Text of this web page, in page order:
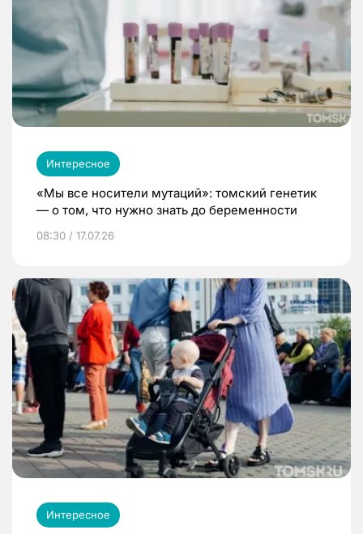
Интересное
«Мы все носители мутаций»: томский генетик
— о том, что нужно знать до беременности
08:30 / 17.07.26
Интересное